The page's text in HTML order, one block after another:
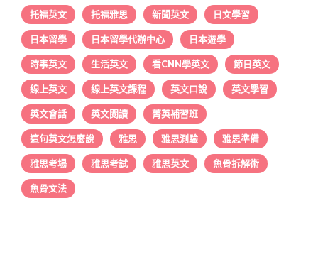
托福英文 托福雅思 新聞英文 日文學習
日本留學 日本留學代辦中心 日本遊學
時事英文 生活英文 看CNN學英文 節日英文
線上英文 線上英文課程 英文口說 英文學習
英文會話 英文閱讀 菁英補習班
這句英文怎麼說 雅思 雅思測驗 雅思準備
雅思考場 雅思考試 雅思英文 魚骨拆解術
魚骨文法